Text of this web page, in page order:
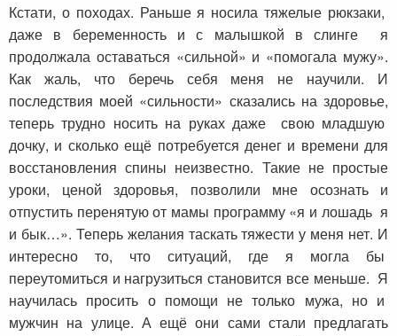
Кстати, о походах. Раньше я носила тяжелые рюкзаки,
даже в беременность и с малышкой в слинге я
продолжала оставаться «сильной» и «помогала мужу».
Как жаль, что беречь себя меня не научили. И
последствия моей «сильности» сказались на здоровье,
теперь трудно носить на руках даже свою младшую
дочку, и сколько ещё потребуется денег и времени для
восстановления спины неизвестно. Такие не простые
уроки, ценой здоровья, позволили мне осознать и
отпустить перенятую от мамы программу «я и лошадь я
и бык…». Теперь желания таскать тяжести у меня нет. И
интересно то, что ситуаций, где я могла бы
переутомиться и нагрузиться становится все меньше. Я
научилась просить о помощи не только мужа, но и
мужчин на улице. А ещё они сами стали предлагать